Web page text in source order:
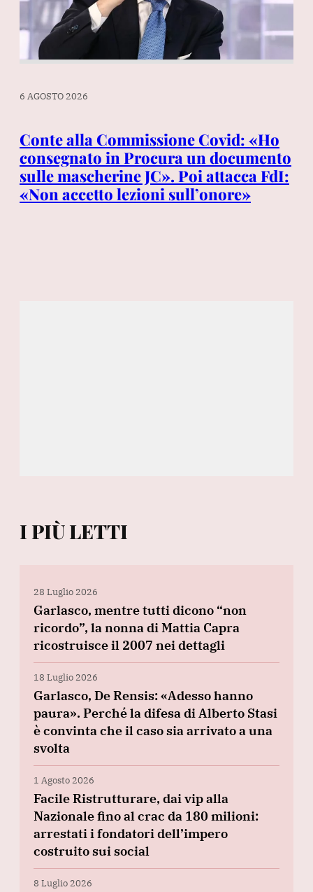
6 AGOSTO 2026
Conte alla Commissione Covid: «Ho
consegnato in Procura un documento
sulle mascherine JC». Poi attacca FdI:
«Non accetto lezioni sull’onore»
I PIÙ LETTI
28 Luglio 2026
Garlasco, mentre tutti dicono “non
ricordo”, la nonna di Mattia Capra
ricostruisce il 2007 nei dettagli
18 Luglio 2026
Garlasco, De Rensis: «Adesso hanno
paura». Perché la difesa di Alberto Stasi
è convinta che il caso sia arrivato a una
svolta
1 Agosto 2026
Facile Ristrutturare, dai vip alla
Nazionale fino al crac da 180 milioni:
arrestati i fondatori dell’impero
costruito sui social
8 Luglio 2026